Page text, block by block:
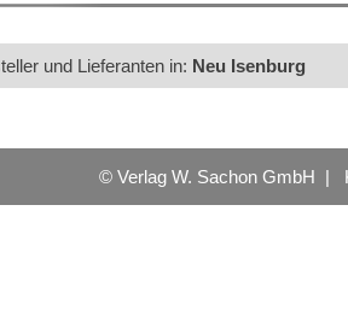
und Lieferanten in: Neu Isenburg
© Verlag W. Sachon GmbH |